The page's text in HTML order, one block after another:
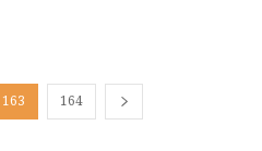
163 164